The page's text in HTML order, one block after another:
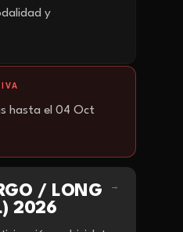
y
hasta el 04 Oct
/ LONG
2026
→